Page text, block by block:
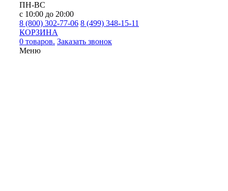
ПН-ВС
с 10:00 до 20:00
8 (800) 302-77-06 8 (499) 348-15-11
КОРЗИНА
0 товаров. Заказать звонок
Меню